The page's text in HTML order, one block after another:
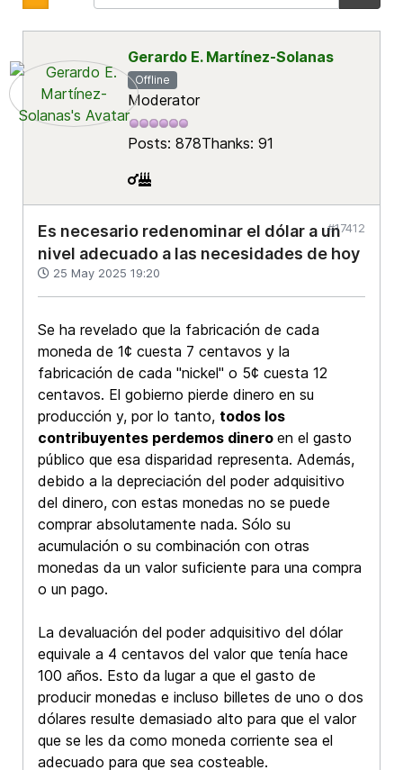
Gerardo E. Martínez-Solanas
Offline
Moderator
Posts: 878Thanks: 91
Es necesario redenominar el dólar a un
nivel adecuado a las necesidades de hoy
25 May 2025 19:20
#17412
Se ha revelado que la fabricación de cada
moneda de 1¢ cuesta 7 centavos y la
fabricación de cada "nickel" o 5¢ cuesta 12
centavos. El gobierno pierde dinero en su
producción y, por lo tanto, todos los
contribuyentes perdemos dinero en el gasto
público que esa disparidad representa. Además,
debido a la depreciación del poder adquisitivo
del dinero, con estas monedas no se puede
comprar absolutamente nada. Sólo su
acumulación o su combinación con otras
monedas da un valor suficiente para una compra
o un pago.
La devaluación del poder adquisitivo del dólar
equivale a 4 centavos del valor que tenía hace
100 años. Esto da lugar a que el gasto de
producir monedas e incluso billetes de uno o dos
dólares resulte demasiado alto para que el valor
que se les da como moneda corriente sea el
adecuado para que sea costeable.